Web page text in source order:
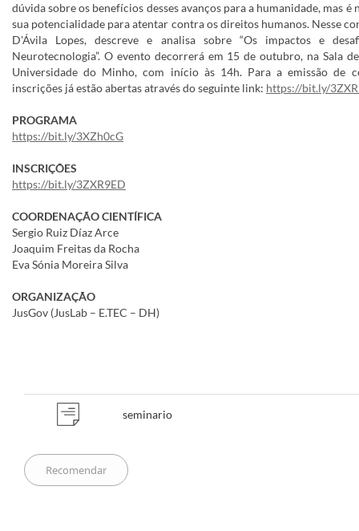
dúvida sobre os benefícios desses avanços para a humanidade, mas
sua potencialidade para atentar contra os direitos humanos. Nesse
D'Ávila Lopes, descreve e analisa sobre “Os impactos e
Neurotecnologia”. O evento decorrerá em 15 de outubro, na Sala
Universidade do Minho, com início às 14h. Para a emissão de
inscrições já estão abertas através do seguinte link: https://bit.ly/
PROGRAMA
https://bit.ly/3XZh0cG
INSCRIÇÕES
https://bit.ly/3ZXR9ED
COORDENAÇÃO CIENTÍFICA
Sergio Ruiz Díaz Arce
Joaquim Freitas da Rocha
Eva Sónia Moreira Silva
ORGANIZAÇÃO
JusGov (JusLab – E.TEC – DH)
seminario